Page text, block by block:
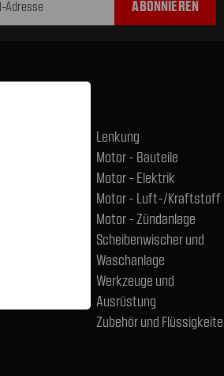
Lenkung
Motor - Bauteile
Motor - Elektrik
Motor - Luft-/Kraftstoff
Motor - Zündanlage
Scheibenwischer und
Waschanlage
Werkzeuge und
Ausrüstung
Zubehör und